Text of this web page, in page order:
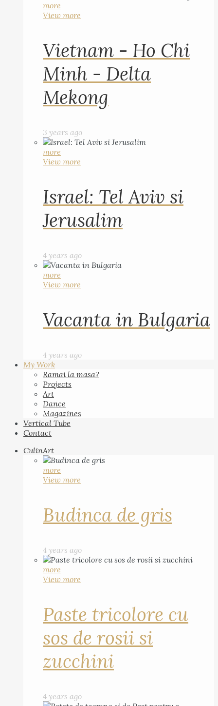
more
View more
Vietnam - Ho Chi
Minh - Delta
Mekong
3 years ago
more
View more
Israel: Tel Aviv si
Jerusalim
4 years ago
more
View more
Vacanta in Bulgaria
4 years ago
My Work
Ramai la masa?
Projects
Art
Dance
Magazines
Vertical Tube
Contact
CulinArt
more
View more
Budinca de gris
4 years ago
more
View more
Paste tricolore cu
sos de rosii si
zucchini
4 years ago